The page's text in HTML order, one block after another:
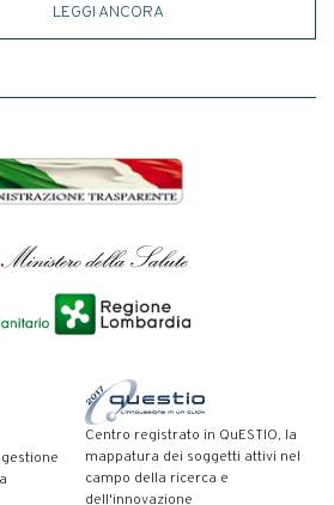
LEGGI ANCORA
Centro registrato in QuESTIO, la
mappatura dei soggetti attivi nel
campo della ricerca e
dell'innovazione